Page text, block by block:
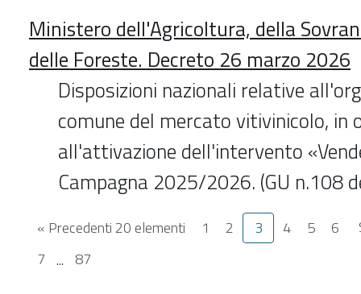
Ministero dell'Agricoltura, della
delle Foreste. Decreto 26 marzo 2026
Disposizioni nazionali relative
comune del mercato vitivinicolo, in
all'attivazione dell'intervento
Campagna 2025/2026. (GU n.108
« Precedenti 20 elementi 1 2 3 4 5
6
7 ... 87